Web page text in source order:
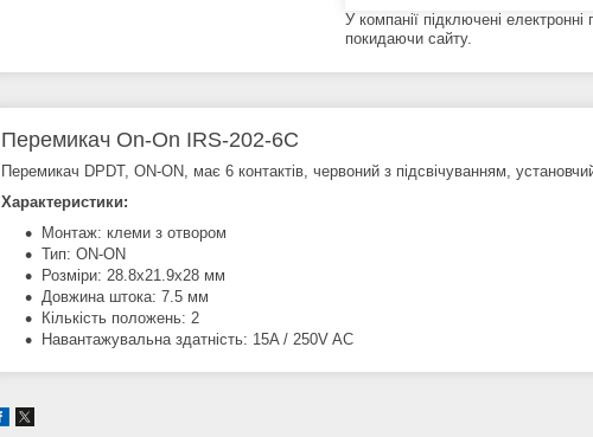
У компанії підключені
покидаючи сайту.
Перемикач On-On IRS-202-6C
Перемикач DPDT, ON-ON, має 6 контактів, червоний з підсвічуванням,
Характеристики:
Монтаж: клеми з отвором
Тип: ON-ON
Розміри: 28.8x21.9x28 мм
Довжина штока: 7.5 мм
Кількість положень: 2
Навантажувальна здатність: 15A / 250V AC